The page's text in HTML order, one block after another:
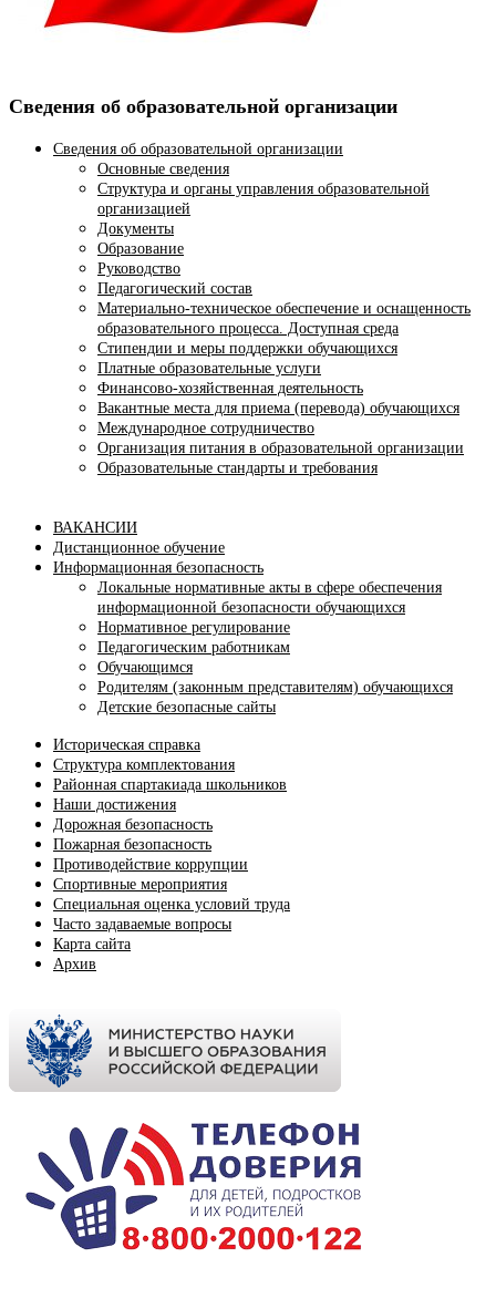
Сведения об образовательной организации
Сведения об образовательной организации
Основные сведения
Структура и органы управления образовательной
организацией
Документы
Образование
Руководство
Педагогический состав
Материально-техническое обеспечение и оснащенность
образовательного процесса. Доступная среда
Стипендии и меры поддержки обучающихся
Платные образовательные услуги
Финансово-хозяйственная деятельность
Вакантные места для приема (перевода) обучающихся
Международное сотрудничество
Организация питания в образовательной организации
Образовательные стандарты и требования
ВАКАНСИИ
Дистанционное обучение
Информационная безопасность
Локальные нормативные акты в сфере обеспечения
информационной безопасности обучающихся
Нормативное регулирование
Педагогическим работникам
Обучающимся
Родителям (законным представителям) обучающихся
Детские безопасные сайты
Историческая справка
Структура комплектования
Районная спартакиада школьников
Наши достижения
Дорожная безопасность
Пожарная безопасность
Противодействие коррупции
Спортивные мероприятия
Cпециальная оценка условий труда
Часто задаваемые вопросы
Карта сайта
Архив